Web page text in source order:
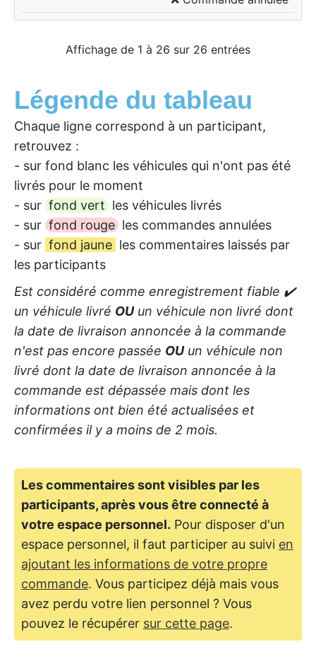
Affichage de 1 à 26 sur 26 entrées
Légende du tableau
Chaque ligne correspond à un participant,
retrouvez :
- sur fond blanc les véhicules qui n'ont pas été
livrés pour le moment
- sur fond vert les véhicules livrés
- sur fond rouge les commandes annulées
- sur fond jaune les commentaires laissés par
les participants
Est considéré comme enregistrement fiable ✔️
un véhicule livré OUun véhicule non livré dont
la date de livraison annoncée à la commande
n'est pas encore passée OUun véhicule non
livré dont la date de livraison annoncée à la
commande est dépassée mais dont les
informations ont bien été actualisées et
confirmées il y a moins de 2 mois.
Les commentaires sont visibles par les
participants, après vous être connecté à
votre espace personnel. Pour disposer d'un
espace personnel, il faut participer au suivi en
ajoutant les informations de votre propre
commande. Vous participez déjà mais vous
avez perdu votre lien personnel ? Vous
pouvez le récupérer sur cette page.